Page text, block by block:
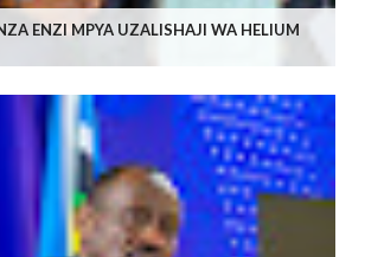
ENZI MPYA UZALISHAJI WA HELIUM